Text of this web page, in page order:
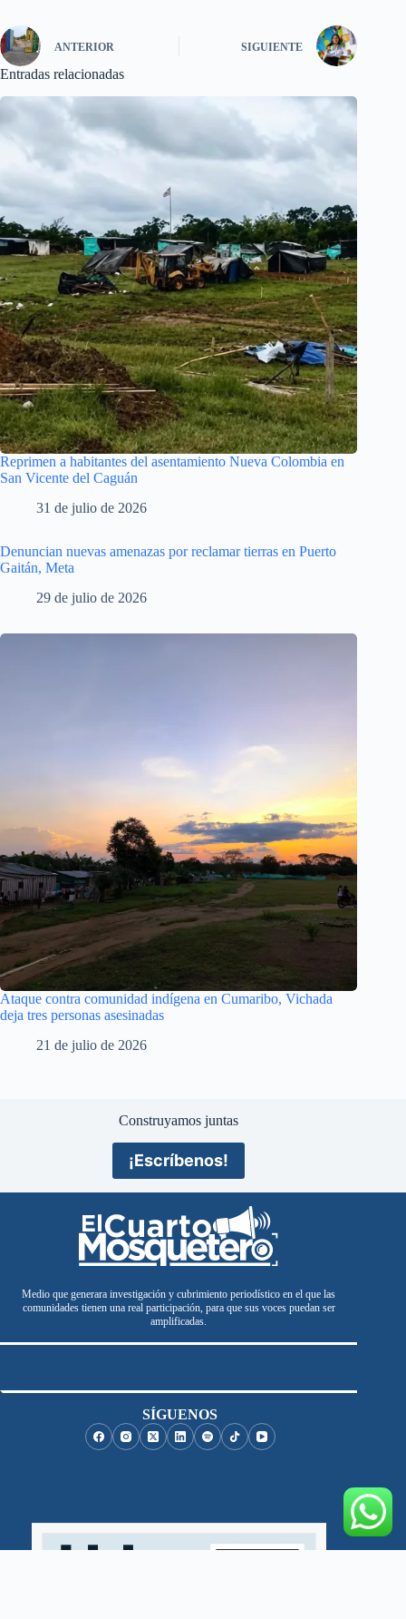
ANTERIOR SIGUIENTE
Entradas relacionadas
Reprimen a habitantes del asentamiento Nueva Colombia en
San Vicente del Caguán
31 de julio de 2026
Denuncian nuevas amenazas por reclamar tierras en Puerto
Gaitán, Meta
29 de julio de 2026
Ataque contra comunidad indígena en Cumaribo, Vichada
deja tres personas asesinadas
21 de julio de 2026
Construyamos juntas
¡Escríbenos!
Medio que generara investigación y cubrimiento periodístico en el que las
comunidades tienen una real participación, para que sus voces puedan ser
amplificadas.
SÍGUENOS